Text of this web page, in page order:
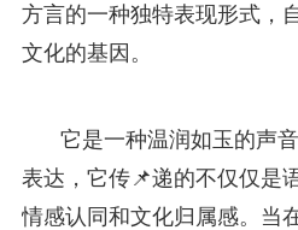
方言的一种独特表现形式，
文化的基因。
它是一种温润如玉的声
表达，它传📌递的不仅仅是
情感认同和文化归属感。当